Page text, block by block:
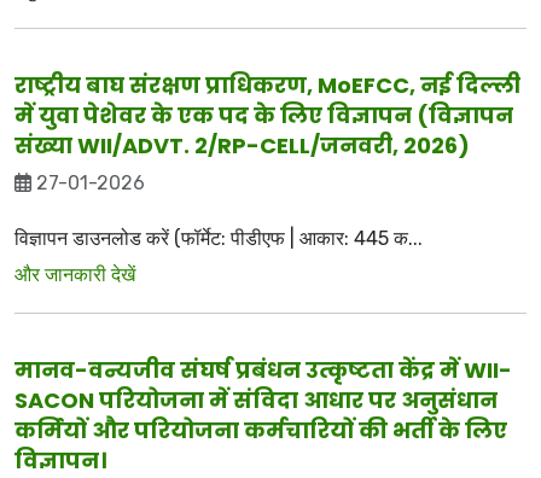
राष्ट्रीय बाघ संरक्षण प्राधिकरण, MoEFCC, नई दिल्ली
में युवा पेशेवर के एक पद के लिए विज्ञापन (विज्ञापन
संख्या WII/ADVT. 2/RP-CELL/जनवरी, 2026)
27-01-2026
विज्ञापन डाउनलोड करें (फॉर्मेट: पीडीएफ | आकार: 445 क...
और जानकारी देखें
मानव-वन्यजीव संघर्ष प्रबंधन उत्कृष्टता केंद्र में WII-
SACON परियोजना में संविदा आधार पर अनुसंधान
कर्मियों और परियोजना कर्मचारियों की भर्ती के लिए
विज्ञापन।